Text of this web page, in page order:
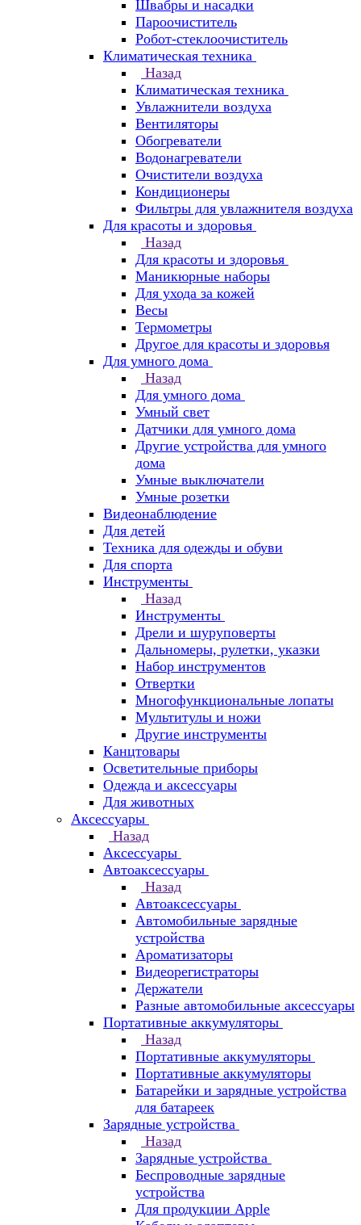
Швабры и насадки
Пароочиститель
Робот-стеклоочиститель
Климатическая техника
Назад
Климатическая техника
Увлажнители воздуха
Вентиляторы
Обогреватели
Водонагреватели
Очистители воздуха
Кондиционеры
Фильтры для увлажнителя воздуха
Для красоты и здоровья
Назад
Для красоты и здоровья
Маникюрные наборы
Для ухода за кожей
Весы
Термометры
Другое для красоты и здоровья
Для умного дома
Назад
Для умного дома
Умный свет
Датчики для умного дома
Другие устройства для умного
дома
Умные выключатели
Умные розетки
Видеонаблюдение
Для детей
Техника для одежды и обуви
Для спорта
Инструменты
Назад
Инструменты
Дрели и шуруповерты
Дальномеры, рулетки, указки
Набор инструментов
Отвертки
Многофункциональные лопаты
Мультитулы и ножи
Другие инструменты
Канцтовары
Осветительные приборы
Одежда и аксессуары
Для животных
Аксессуары
Назад
Аксессуары
Автоаксессуары
Назад
Автоаксессуары
Автомобильные зарядные
устройства
Ароматизаторы
Видеорегистраторы
Держатели
Разные автомобильные аксессуары
Портативные аккумуляторы
Назад
Портативные аккумуляторы
Портативные аккумуляторы
Батарейки и зарядные устройства
для батареек
Зарядные устройства
Назад
Зарядные устройства
Беспроводные зарядные
устройства
Для продукции Apple